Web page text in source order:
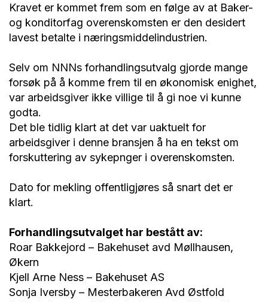
Kravet er kommet frem som en følge av at Baker-
og konditorfag overenskomsten er den desidert
lavest betalte i næringsmiddelindustrien.
Selv om NNNs forhandlingsutvalg gjorde mange
forsøk på å komme frem til en økonomisk enighet,
var arbeidsgiver ikke villige til å gi noe vi kunne
godta.
Det ble tidlig klart at det var uaktuelt for
arbeidsgiver i denne bransjen å ha en tekst om
forskuttering av sykepnger i overenskomsten.
Dato for mekling offentligjøres så snart det er
klart.
Forhandlingsutvalget har bestått av:
Roar Bakkejord – Bakehuset avd Møllhausen,
Økern
Kjell Arne Ness – Bakehuset AS
Sonja Iversby – Mesterbakeren Avd Østfold